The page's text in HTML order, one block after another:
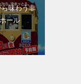
味わう非
ール